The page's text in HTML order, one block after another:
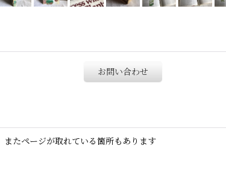
お問い合わせ
たページが取れている箇所もあります